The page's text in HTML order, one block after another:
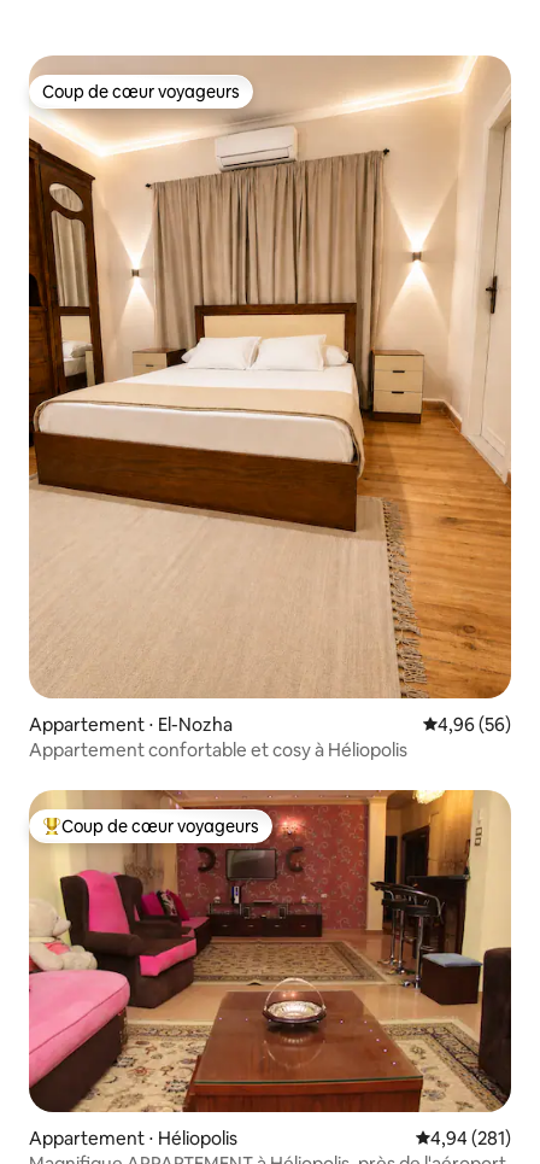
Coup de cœur voyageurs
Coup de cœur voyageurs
Appartement ⋅ El-Nozha Évaluation
4,96 (56)
Appartement confortable et cosy à Héliopolis
Coups de cœur voyageurs les plus appréciés
Coup de cœur voyageurs
Appartement ⋅ Héliopolis Évaluation
4,94 (281)